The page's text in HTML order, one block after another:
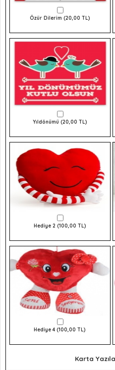
Özür Dilerim (20,00 TL)
Yıldönümü (20,00 TL)
Hediye 2 (100,00 TL)
Hediye 4 (100,00 TL)
Karta